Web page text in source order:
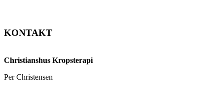
KONTAKT
Christianshus Kropsterapi
Per Christensen